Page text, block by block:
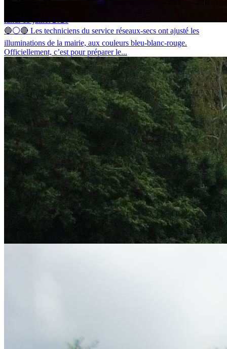
lundi 13 juillet 2026
🔵⚪🔴 Les techniciens du service réseaux-secs ont ajusté les
illuminations de la mairie, aux couleurs bleu-blanc-rouge.
Officiellement, c’est pour préparer le...
Installation d’ombrières photovoltaïques au siège social du SIED 70
mardi 7 juillet 2026
INSTALLATION D’OMBRIÈRES PHOTOVOLTAÏQUES AU
SIÈGE SOCIAL DU SIED 70 DANS UNE LOGIQUE DE
RENFORCEMENT DE SON AUTONOMIE ÉNERGÉTIQUE
ET DE MAÎTRISE DE SES DÉPENSES, LE SIED 70 A